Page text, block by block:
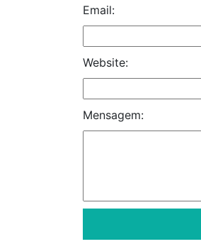
Email:
Website:
Mensagem: